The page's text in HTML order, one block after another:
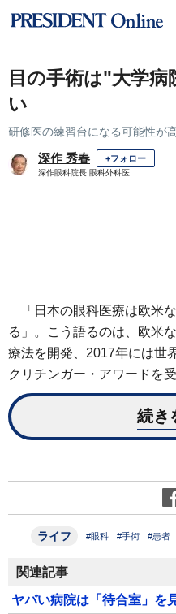
目の手術は"大学
い
研修医の練習台になる可能性が
深作 秀春 +フォロー
深作眼科院長 眼科外科医
「日本の眼科医療は欧米
る」。こう語るのは、欧米
療法を開発、2017年には世
クリチンガー・アワードを
続き
ライフ #眼科 #手術 #患者
関連記事
ヤバい病院は「待合室」を